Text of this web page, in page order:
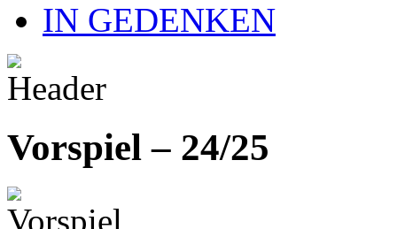
IN GEDENKEN
Vorspiel – 24/25